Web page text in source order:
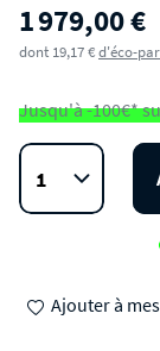
1 979,00 €
dont 19,17 €d'éco-
Jusqu'à -100€*
Ajouter à